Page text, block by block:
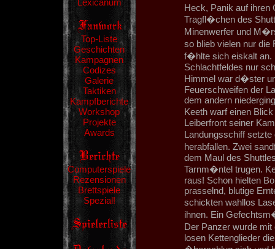
Lexicanum
Top-Liste
Geschichten
Kampagnen
Codizes
Galerie
Taktiken
Kampfberichte
Workshop
Projekte
Awards
Computerspiele
Rezensionen
Brettspiele
Spezial!
Heck, Panik auf ihren
Tragfl�chen des
Minenwerfer und
so blieb vielen nur
f�hlte sich eiskalt an.
Schlachtfeldes nur
Himmel war d�ster
Feuerschweifen der
dem andern
Keeth warf einen
Leiberfront seiner
Landungsschiff
herabfallen. Zwei
dem Maul des
Tarnm�ntel trugen.
raus! Schon hielten
prasselnd, blutige
schickten wahllos
ihnen. Ein
Der Panzer wurde
losen Kettenglieder